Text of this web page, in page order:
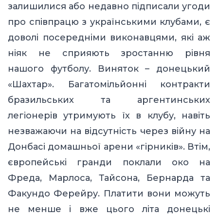
залишилися або недавно підписали угоди
про співпрацю з українськими клубами, є
доволі посередніми виконавцями, які аж
ніяк не сприяють зростанню рівня
нашого футболу. Виняток – донецький
«Шахтар». Багатомільйонні контракти
бразильських та аргентинських
легіонерів утримують їх в клубу, навіть
незважаючи на відсутність через війну на
Донбасі домашньої арени «гірників». Втім,
європейські гранди поклали око на
Фреда, Марлоса, Тайсона, Бернарда та
Факундо Ферейру. Платити вони можуть
не менше і вже цього літа донецькі